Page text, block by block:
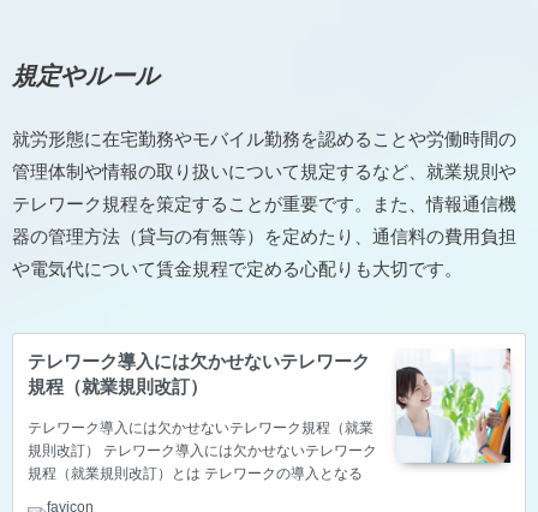
規定やルール
就労形態に在宅勤務やモバイル勤務を認めることや労働時間の
管理体制や情報の取り扱いについて規定するなど、就業規則や
テレワーク規程を策定することが重要です。また、情報通信機
器の管理方法（貸与の有無等）を定めたり、通信料の費用負担
や電気代について賃金規程で定める心配りも大切です。
テレワーク導入には欠かせないテレワーク
規程（就業規則改訂）
テレワーク導入には欠かせないテレワーク規程（就業
規則改訂） テレワーク導入には欠かせないテレワーク
規程（就業規則改訂）とは テレワークの導入となる